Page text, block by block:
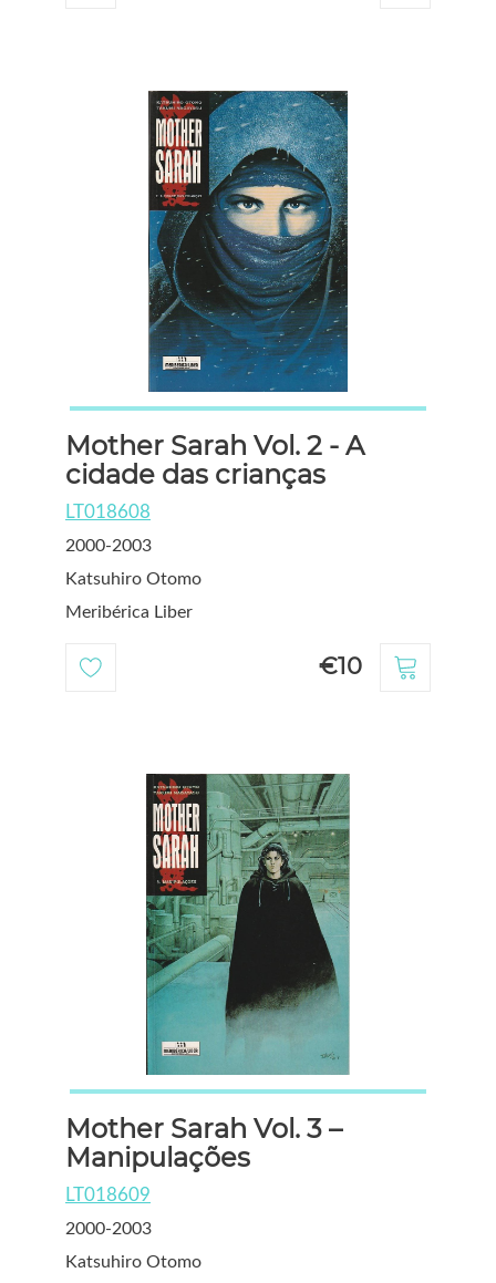
Mother Sarah Vol. 2 - A
cidade das crianças
LT018608
2000-2003
Katsuhiro Otomo
Meribérica Liber
€10
Mother Sarah Vol. 3 –
Manipulações
LT018609
2000-2003
Katsuhiro Otomo